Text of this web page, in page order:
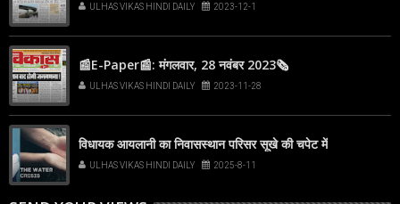
ULHAS VIKAS HINDI DAILY 2023-12-1
📰E-Paper📰: मंगलवार, 28 नवंबर 2023🗞
ULHAS VIKAS HINDI DAILY 2023-11-28
विधायक आयलानी का निवासस्थान परिसर सूखे की चपेट में
ULHAS VIKAS HINDI DAILY 2025-8-11